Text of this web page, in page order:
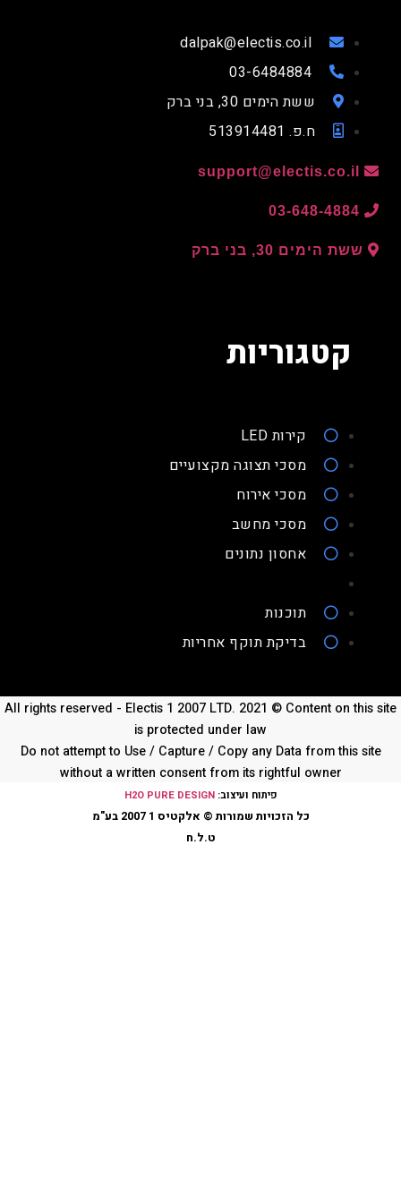
dalpak@electis.co.il
03-6484884
ששת הימים 30, בני ברק
ח.פ. 513914481
support@electis.co.il
03-648-4884
הימים 30, בני ברק
קטגוריות
קירות LED
מסכי תצוגה מקצועיים
מסכי אירוח
מסכי מחשב
אחסון נתונים
תוכנות
בדיקת תוקף אחריות
All rights reserved - Electis 1 2007 LTD. 2021 © Content on
is protected under law
Do not attempt to Use / Capture / Copy any Data from this
without a written consent from its rightful owner
פיתוח ועיצוב:H2O PURE DESIGN
כל הזכויות שמורות © אלקטיס 1 2007 בע"מ